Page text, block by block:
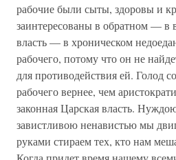
рабочие были сыты, здоровы и
заинтересованы в обратном —
власть — в хроническом
рабочего, потому что он не
для противодействия ей. Голод
рабочего вернее, чем
законная Царская власть.
завистливою ненавистью мы
руками стираем тех, кто нам